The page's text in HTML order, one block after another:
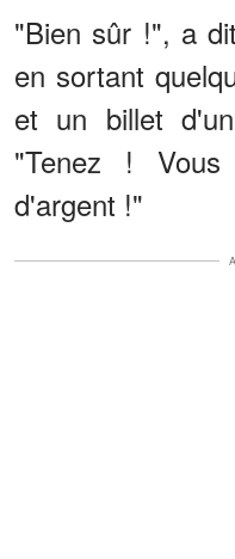
"Bien sûr !", a
en sortant
et un billet
"Tenez ! Vous
d'argent !"